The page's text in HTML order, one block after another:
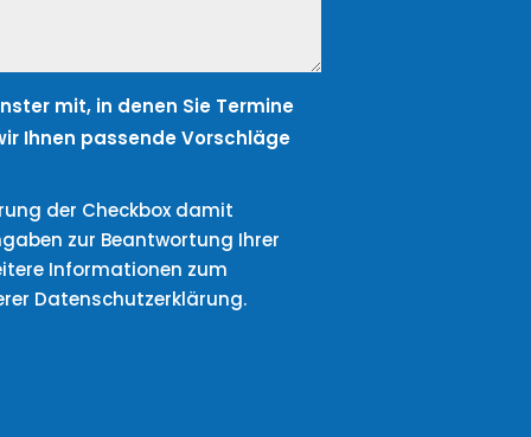
mit, in denen Sie Termine
Ihnen passende Vorschläge
der Checkbox damit
zur Beantwortung Ihrer
Informationen zum
Datenschutzerklärung.